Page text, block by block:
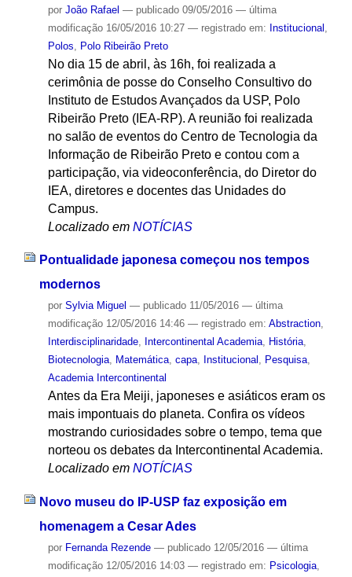
por João Rafael — publicado09/05/2016 — última
modificação16/05/2016 10:27 — registrado em: Institucional
Polos
Polo Ribeirão Preto
No dia 15 de abril, às 16h, foi realizada a
cerimônia de posse do Conselho Consultivo do
Instituto de Estudos Avançados da USP, Polo
Ribeirão Preto (IEA-RP). A reunião foi realizada
no salão de eventos do Centro de Tecnologia da
Informação de Ribeirão Preto e contou com a
participação, via videoconferência, do Diretor do
IEA, diretores e docentes das Unidades do
Campus.
Localizado em NOTÍCIAS
Pontualidade japonesa começou nos tempos
modernos
por Sylvia Miguel — publicado11/05/2016 — última
modificação12/05/2016 14:46 — registrado em: Abstraction,
Interdisciplinaridade, Intercontinental Academia, História,
Biotecnologia, Matemática, capa, Institucional , Pesquisa,
Academia Intercontinental
Antes da Era Meiji, japoneses e asiáticos eram os
mais impontuais do planeta. Confira os vídeos
mostrando curiosidades sobre o tempo, tema que
norteou os debates da Intercontinental Academia.
Localizado em NOTÍCIAS
Novo museu do IP-USP faz exposição em
homenagem a Cesar Ades
por Fernanda Rezende — publicado12/05/2016 — última
modificação12/05/2016 14:03 — registrado em: Psicologia,